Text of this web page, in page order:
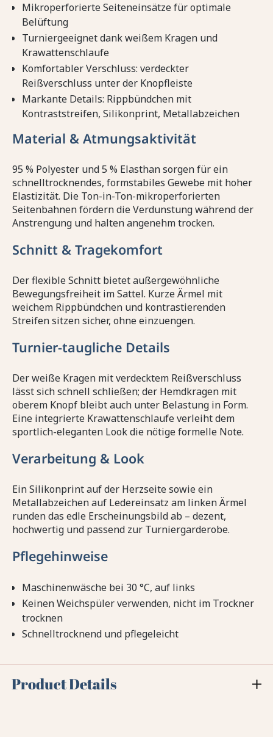
Mikroperforierte Seiteneinsätze für optimale
Belüftung
Turniergeeignet dank weißem Kragen und
Krawattenschlaufe
Komfortabler Verschluss: verdeckter
Reißverschluss unter der Knopfleiste
Markante Details: Rippbündchen mit
Kontraststreifen, Silikonprint, Metallabzeichen
Material & Atmungsaktivität
95 % Polyester und 5 % Elasthan sorgen für ein
schnelltrocknendes, formstabiles Gewebe mit hoher
Elastizität. Die Ton-in-Ton-mikroperforierten
Seitenbahnen fördern die Verdunstung während der
Anstrengung und halten angenehm trocken.
Schnitt & Tragekomfort
Der flexible Schnitt bietet außergewöhnliche
Bewegungsfreiheit im Sattel. Kurze Ärmel mit
weichem Rippbündchen und kontrastierenden
Streifen sitzen sicher, ohne einzuengen.
Turnier-taugliche Details
Der weiße Kragen mit verdecktem Reißverschluss
lässt sich schnell schließen; der Hemdkragen mit
oberem Knopf bleibt auch unter Belastung in Form.
Eine integrierte Krawattenschlaufe verleiht dem
sportlich-eleganten Look die nötige formelle Note.
Verarbeitung & Look
Ein Silikonprint auf der Herzseite sowie ein
Metallabzeichen auf Ledereinsatz am linken Ärmel
runden das edle Erscheinungsbild ab – dezent,
hochwertig und passend zur Turniergarderobe.
Pflegehinweise
Maschinenwäsche bei 30 °C, auf links
Keinen Weichspüler verwenden, nicht im Trockner
trocknen
Schnelltrocknend und pflegeleicht
Product Details